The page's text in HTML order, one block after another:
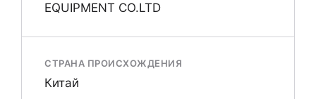
EQUIPMENT CO.LTD
СТРАНА ПРОИСХОЖДЕНИЯ
Китай